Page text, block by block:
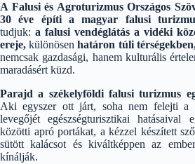
A Falusi és Agroturizmus Országos
30 éve építi a magyar falusi
tudjuk:a falusi vendéglátás a vidéki
ereje,különösenhatáron túli
nemcsak gazdasági, hanem kulturális
maradásért küzd.
Parajd a székelyföldi falusi turizmus
Aki egyszer ott járt, soha nem felejti a
levegőjét egészségturisztikai hatásaival
közötti apró portákat, a kézzel készített
sütött kalácsot és kiváltképpen az
kínálják.